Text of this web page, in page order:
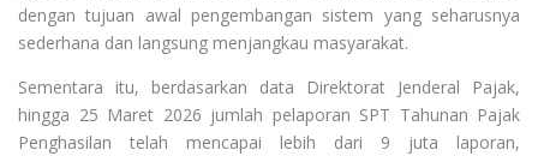
dengan tujuan awal pengembangan sistem yang seharusnya
sederhana dan langsung menjangkau masyarakat.
Sementara itu, berdasarkan data Direktorat Jenderal Pajak,
hingga 25 Maret 2026 jumlah pelaporan SPT Tahunan Pajak
Penghasilan telah mencapai lebih dari 9 juta laporan,